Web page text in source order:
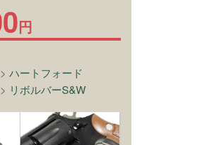
円
>ハートフォード
> リボルバーS&W